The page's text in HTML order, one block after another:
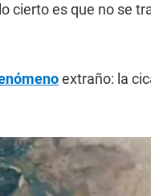
cierto es que no se
extraño: la